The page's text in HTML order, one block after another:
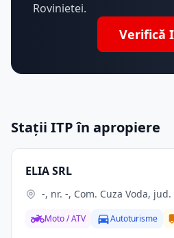
Rovinietei.
Verifică
Stații ITP în apropiere
ELIA SRL
-, nr. -, Com. Cuza Voda, jud.
Moto / ATV Autoturisme